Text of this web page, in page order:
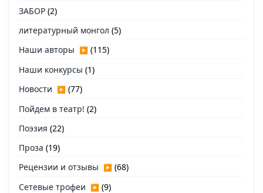
ЗАБОР (2)
литературный монгол (5)
Наши авторы ▶ (115)
Наши конкурсы (1)
Новости ▶ (77)
Пойдем в театр! (2)
Поэзия (22)
Проза (19)
Рецензии и отзывы ▶ (68)
Сетевые трофеи ▶ (9)